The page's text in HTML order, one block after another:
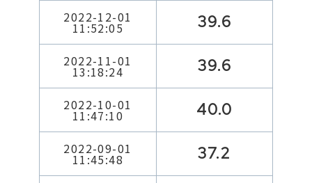
2022-12-01
11:52:05 39.6
2022-11-01
13:18:24 39.6
2022-10-01
11:47:10 40.0
2022-09-01
11:45:48 37.2